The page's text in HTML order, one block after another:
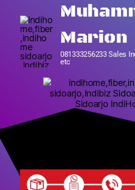
Marion
081333256233 Sales
etc